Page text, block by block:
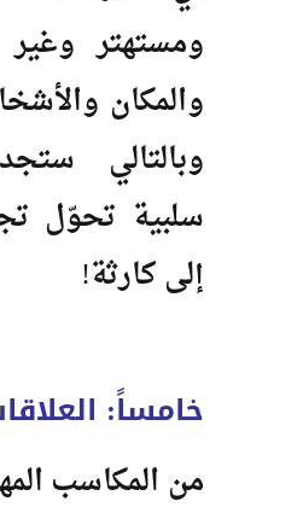
ومستهتر
والمكان
وبالتالي
سلبية تحوّل
إلى كارثة!
خامساً:
من المكاسب